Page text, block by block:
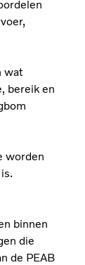
wat
bereik en
worden
binnen
die
de PEAB